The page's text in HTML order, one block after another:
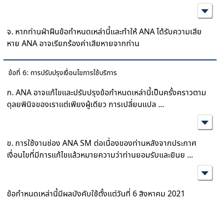
จ. หากท่านฝ่าฝืนข้อกำหนดเหล่านี้และทำให้ ANA ได้รับความเสีย
หาย ANA อาจเรียกร้องค่าเสียหายจากท่าน
ข้อที่ 6: การปรับปรุงเงื่อนไขการใช้บริการ
ก. ANA อาจแก้ไขและปรับปรุงข้อกำหนดเหล่านี้เป็นครั้งคราวตาม
ดุลยพินิจของเราแต่เพียงผู้เดียว การเปลี่ยนแปล ...
ข. การใช้งานช่อง ANA SM ต่อเนื่องของท่านหลังจากประกาศ
เงื่อนไขที่มีการแก้ไขแล้วหมายความว่าท่านยอมรับและยินย ...
ข้อกำหนดเหล่านี้มีผลบังคับใช้ตั้งแต่วันที่ 6 สิงหาคม 2021